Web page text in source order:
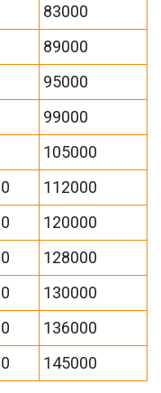
83000
89000
95000
99000
105000
112000
120000
128000
130000
136000
145000